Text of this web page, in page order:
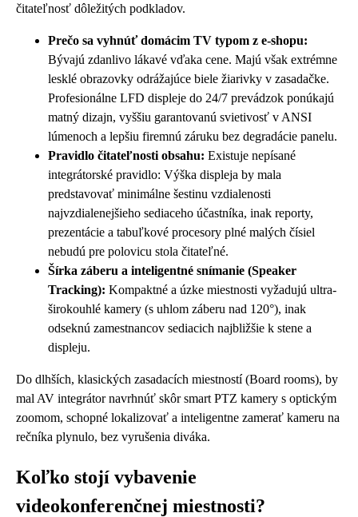
čitateľnosť dôležitých podkladov.
Prečo sa vyhnúť domácim TV typom z e-shopu:
Bývajú zdanlivo lákavé vďaka cene. Majú však extrémne
lesklé obrazovky odrážajúce biele žiarivky v zasadačke.
Profesionálne LFD displeje do 24/7 prevádzok ponúkajú
matný dizajn, vyššiu garantovanú svietivosť v ANSI
lúmenoch a lepšiu firemnú záruku bez degradácie panelu.
Pravidlo čitateľnosti obsahu: Existuje nepísané
integrátorské pravidlo: Výška displeja by mala
predstavovať minimálne šestinu vzdialenosti
najvzdialenejšieho sediaceho účastníka, inak reporty,
prezentácie a tabuľkové procesory plné malých čísiel
nebudú pre polovicu stola čitateľné.
Šírka záberu a inteligentné snímanie (Speaker
Tracking): Kompaktné a úzke miestnosti vyžadujú ultra-
širokouhlé kamery (s uhlom záberu nad 120°), inak
odseknú zamestnancov sediacich najbližšie k stene a
displeju.
Do dlhších, klasických zasadacích miestností (Board rooms), by
mal AV integrátor navrhnúť skôr smart PTZ kamery s optickým
zoomom, schopné lokalizovať a inteligentne zamerať kameru na
rečníka plynulo, bez vyrušenia diváka.
Koľko stojí vybavenie
videokonferenčnej miestnosti?